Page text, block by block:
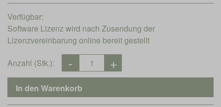
Verfügbar:
Software Lizenz wird nach Zusendung der
Lizenzvereinbarung online bereit gestellt
Anzahl (Stk.):